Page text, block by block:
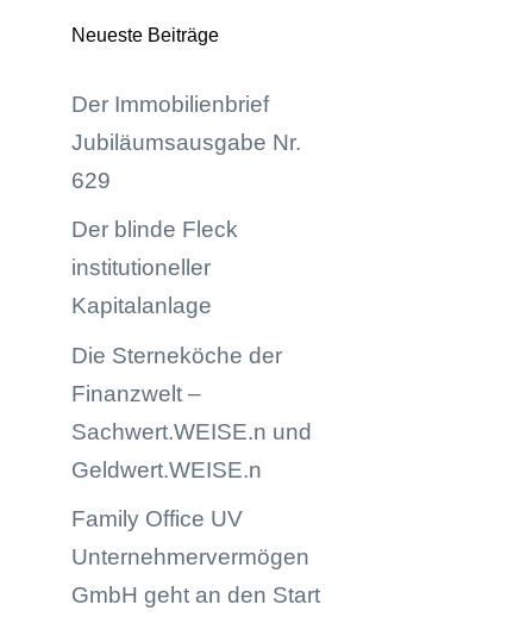
Neueste Beiträge
Der Immobilienbrief
Jubiläumsausgabe Nr.
629
Der blinde Fleck
institutioneller
Kapitalanlage
Die Sterneköche der
Finanzwelt –
Sachwert.WEISE.n und
Geldwert.WEISE.n
Family Office UV
Unternehmervermögen
GmbH geht an den Start